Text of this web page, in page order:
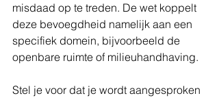
misdaad op te treden. De wet koppelt
deze bevoegdheid namelijk aan een
specifiek domein, bijvoorbeeld de
openbare ruimte of milieuhandhaving.
Stel je voor dat je wordt aangesproken